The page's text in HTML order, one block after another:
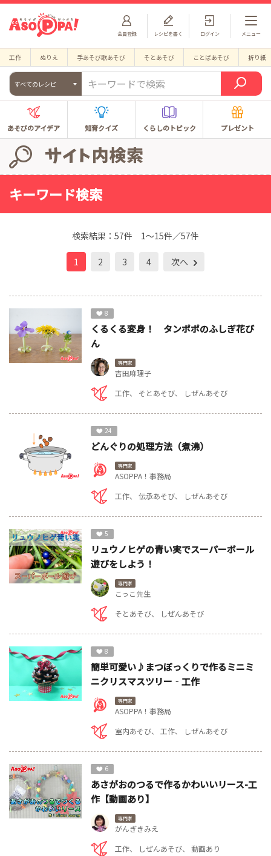
会員登録 ログイン
レシピを書く メニュー
工作 ぬりえ 手あそび歌あそび そとあそび ことばあそび 折り紙
すべてのレシピ
あそびのアイデア 知育クイズ くらしのトピック プレゼント
キーワード検索
検索結果： 57件 1～15件／57件
1 2 3 4 次へ
8
くるくる変身！ タンポポのふしぎ花び
ん
専門家
吉田麻理子
工作
そとあそび しぜんあそび
24
どんぐりの処理方法（煮沸）
専門家
ASOPPA！事務局
工作
伝承あそび しぜんあそび
5
リュウノヒゲの青い実でスーパーボール
遊びをしよう！
専門家
こっこ先生
そとあそび
しぜんあそび
8
簡単可愛い♪まつぼっくりで作るミニミ
ニクリスマスツリー‐工作
専門家
ASOPPA！事務局
室内あそび
工作 しぜんあそび
6
あさがおのつるで作るかわいいリース-工
作【動画あり】
専門家
がんぎきみえ
工作
しぜんあそび 動画あり